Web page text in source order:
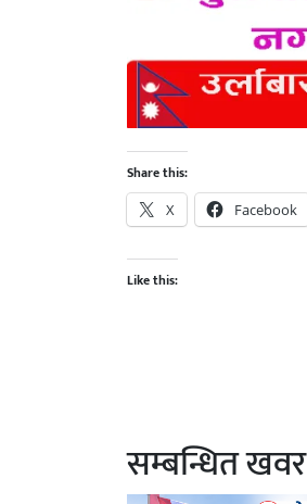
Share this:
X Facebook
Like this:
सम्बन्धित खवर